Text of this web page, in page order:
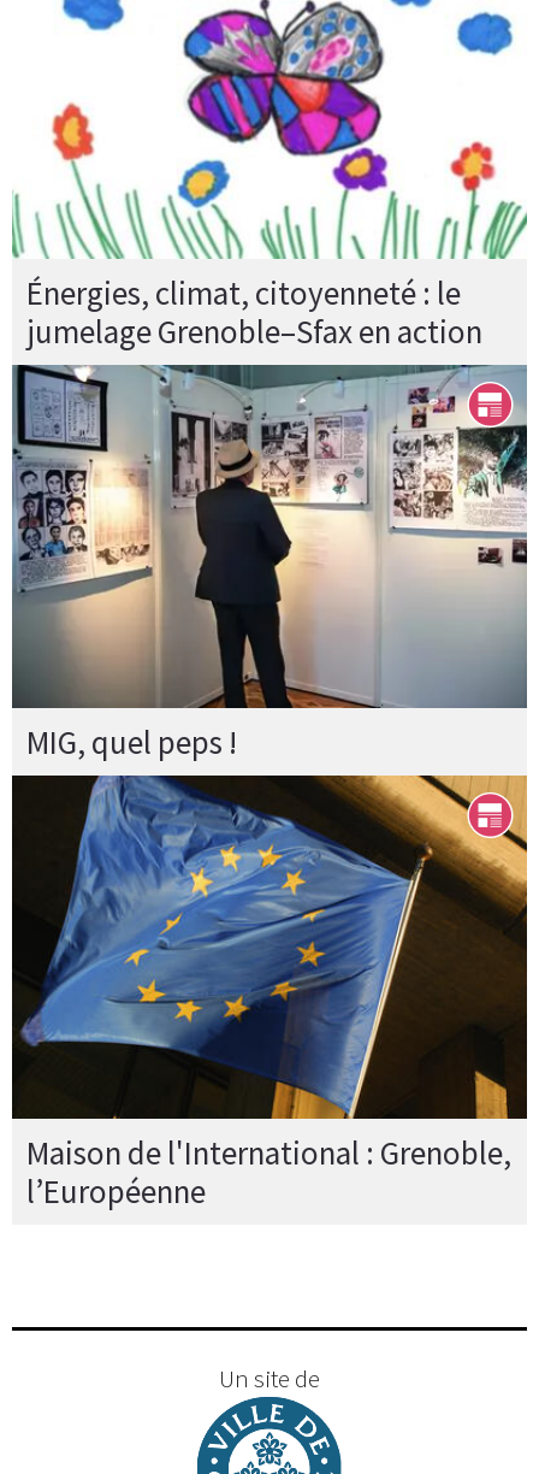
Énergies, climat, citoyenneté : le
jumelage Grenoble–Sfax en action
MIG, quel peps !
Maison de l'International : Grenoble,
l’Européenne
Un site de